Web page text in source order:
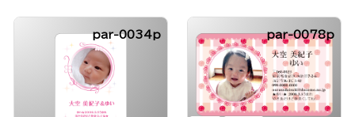
par-0034p par-0078p